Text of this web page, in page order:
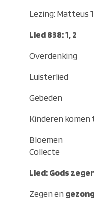
Lezing: Matteus
Lied 838: 1, 2
Overdenking
Luisterlied
Gebeden
Kinderen komen
Bloemen
Collecte
Lied: Gods
Zegen en